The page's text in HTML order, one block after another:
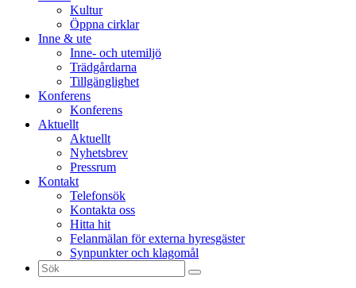
Kultur
Öppna cirklar
Inne & ute
Inne- och utemiljö
Trädgårdarna
Tillgänglighet
Konferens
Konferens
Aktuellt
Aktuellt
Nyhetsbrev
Pressrum
Kontakt
Telefonsök
Kontakta oss
Hitta hit
Felanmälan för externa hyresgäster
Synpunkter och klagomål
Sök
efter: